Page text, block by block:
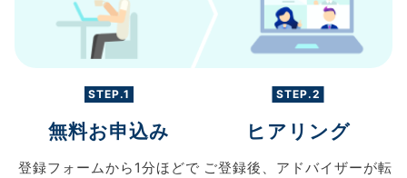
STEP.1
無料お申込み
登録フォームから 1分ほどで
STEP.2
ヒアリング
ご登録後、 アドバイザーが転